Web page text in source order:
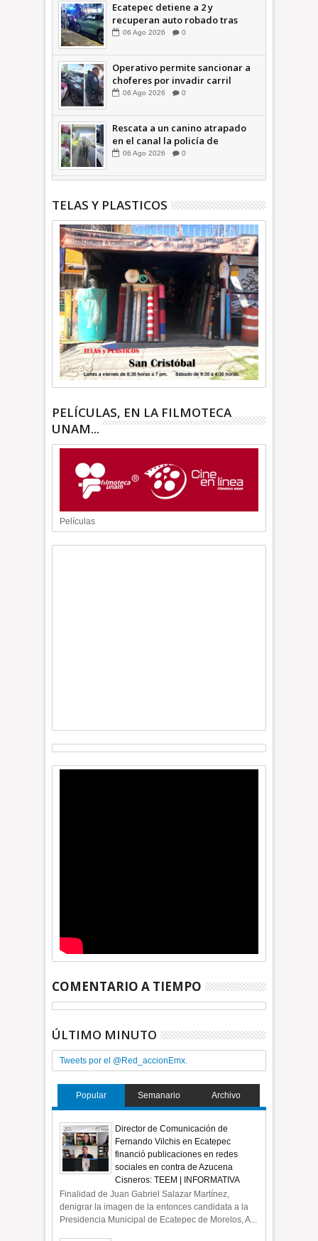
Ecatepec detiene a 2 y
recuperan auto robado tras
operativo con Tecámac +Video
06 Ago 2026 0
Operativo permite sancionar a
choferes por invadir carril
confinado: Ecatepec +Video |
06 Ago 2026 0
Rescata a un canino atrapado
en el canal la policía de
Ecatepec INFORMATIVA
06 Ago 2026 0
TELAS Y PLASTICOS
PELÍCULAS, EN LA FILMOTECA
UNAM...
Películas
COMENTARIO A TIEMPO
ÚLTIMO MINUTO
Tweets por el @Red_accionEmx.
Popular Semanario Archivo
Director de Comunicación de
Fernando Vilchis en Ecatepec
financió publicaciones en redes
sociales en contra de Azucena
Cisneros: TEEM | INFORMATIVA
Finalidad de Juan Gabriel Salazar Martínez,
denigrar la imagen de la entonces candidata a la
Presidencia Municipal de Ecatepec de Morelos, A...